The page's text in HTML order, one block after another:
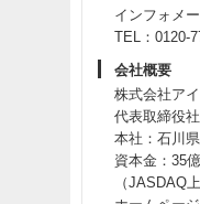
インフォメ
TEL：0120-
会社概要
株式会社ア
代表取締役
本社：石川
資本金：35
（JASDAQ